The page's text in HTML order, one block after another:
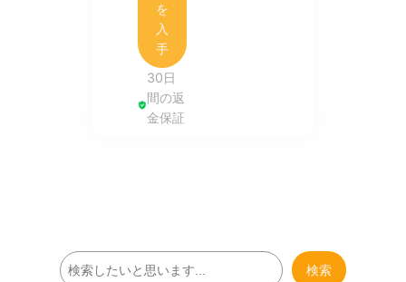
を
入
手
30日
間の返
金保証
検
検索